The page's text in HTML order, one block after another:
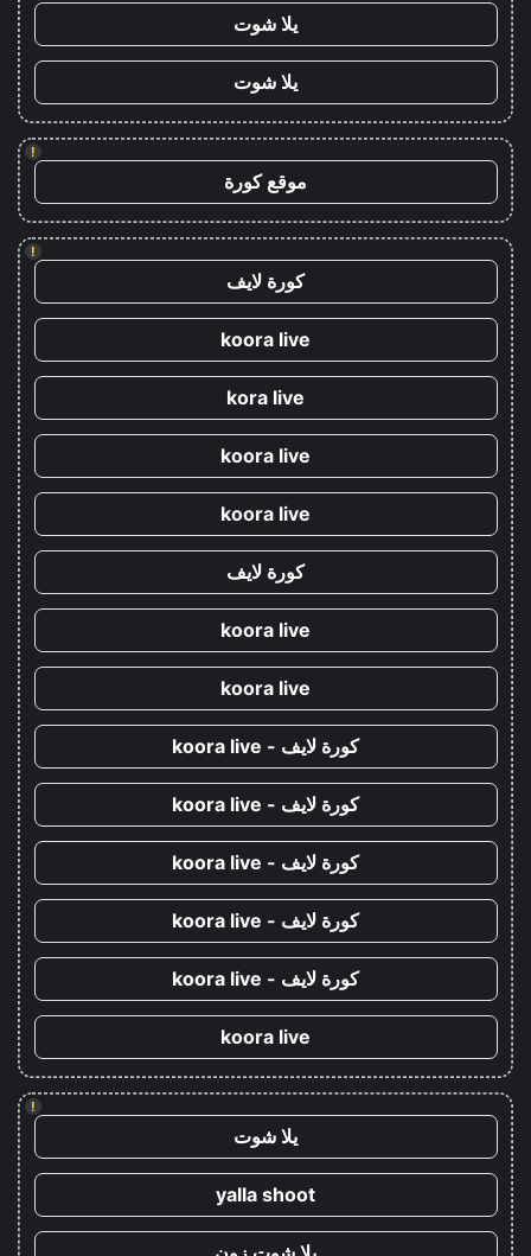
يلا شوت
يلا شوت
!
موقع كورة
!
كورة لايف
koora live
kora live
koora live
koora live
كورة لايف
koora live
koora live
كورة لايف - koora live
كورة لايف - koora live
كورة لايف - koora live
كورة لايف - koora live
كورة لايف - koora live
koora live
!
يلا شوت
yalla shoot